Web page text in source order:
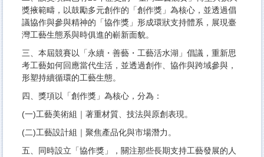
獎掖範疇，以鼓勵多元創作的「創作獎」為核心，並透過倡
議協作與參與精神的「協作獎」形成環狀支持體系，展現臺
灣工藝生態系與時俱進的嶄新面貌。
三、本屆競賽以「永續・善藝・工藝活水湖」倡議，重新思
考工藝如何回應當代生活，並透過創作、協作與跨域參與，
形塑持續循環的工藝生態。
四、獎項以「創作獎」為核心，分為：
(一)工藝美術組｜著重材質、技法與原創表現。
(二)工藝設計組｜聚焦產品化與市場潛力。
五、同時設立「協作獎」，關注那些長期支持工藝發展的人